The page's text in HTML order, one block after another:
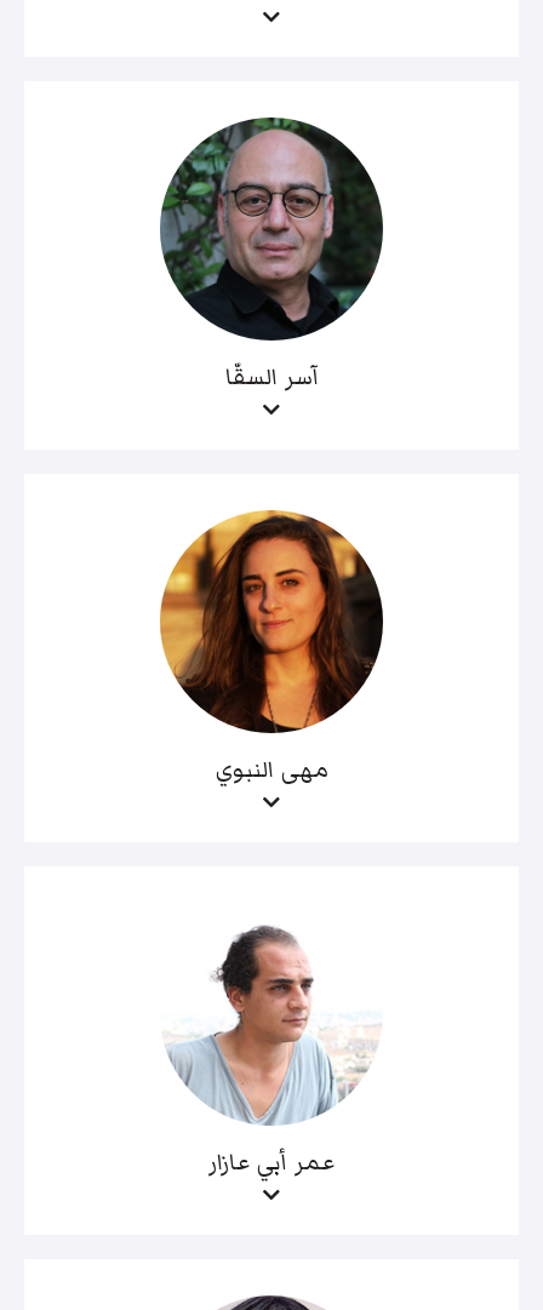
آسر السقّا
مهى النبوي
عمر أبي عازار